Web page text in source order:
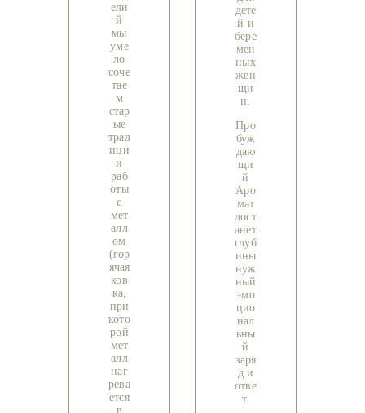
ели
й
мы
уме
ло
соче
тае
м
стар
ые
трад
ици
и
раб
оты
с
мет
алл
ом
(гор
ячая
ков
ка,
при
кото
рой
мет
алл
наг
рева
ется
в
дете
й и
бере
мен
ных
жен
щи
н.
Про
буж
даю
щи
й
Аро
мат
дост
анет
глуб
ины
нуж
ный
эмо
цио
нал
ьны
й
заря
д и
отве
т.